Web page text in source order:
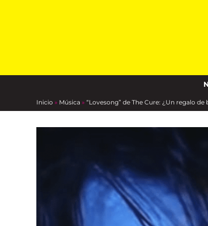
Inicio » Música » “Lovesong” de The Cure: ¿Un regalo